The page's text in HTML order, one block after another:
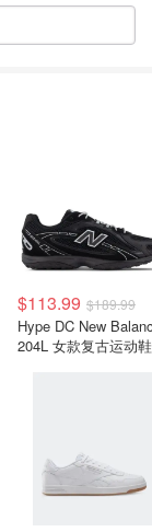
$113.99 $189.99
Hype DC New
204L 女款复古运动鞋